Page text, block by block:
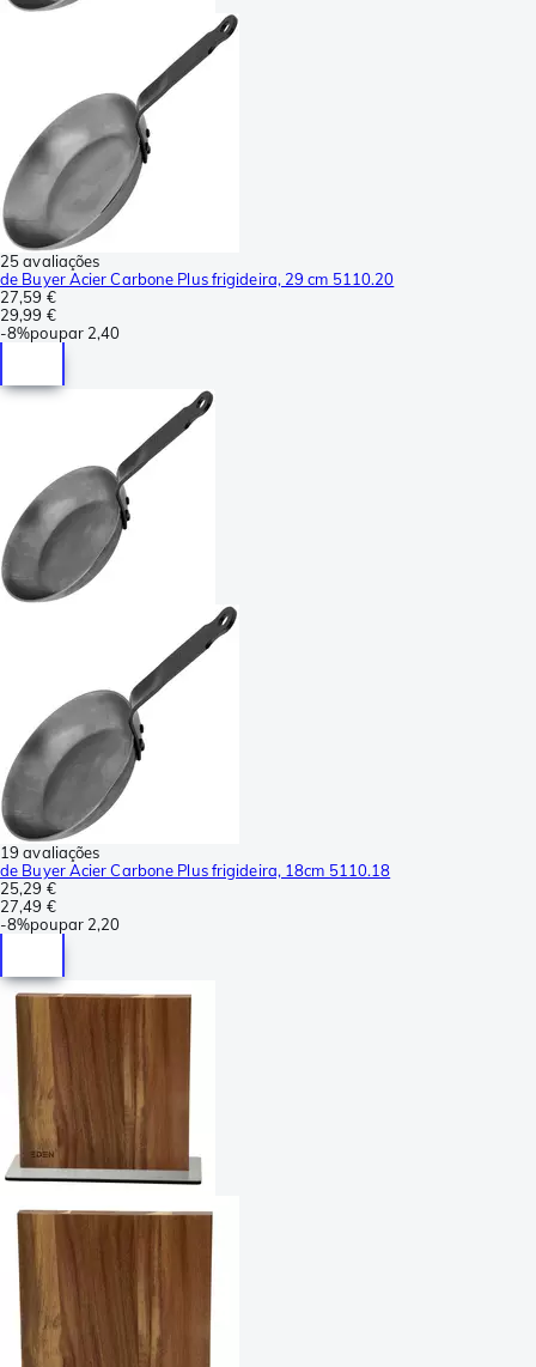
25 avaliações
de Buyer Acier Carbone Plus frigideira, 29 cm 5110.20
27,59 €
29,99 €
-8%poupar 2,40
19 avaliações
de Buyer Acier Carbone Plus frigideira, 18cm 5110.18
25,29 €
27,49 €
-8%poupar 2,20